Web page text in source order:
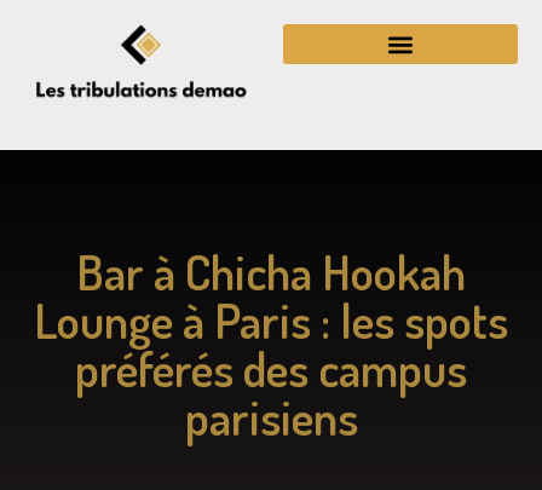
Bar à Chicha Hookah
Lounge à Paris : les spots
préférés des campus
parisiens